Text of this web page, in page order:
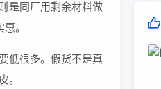
是同厂用剩余材料做
。
低很多。假货不是真
。